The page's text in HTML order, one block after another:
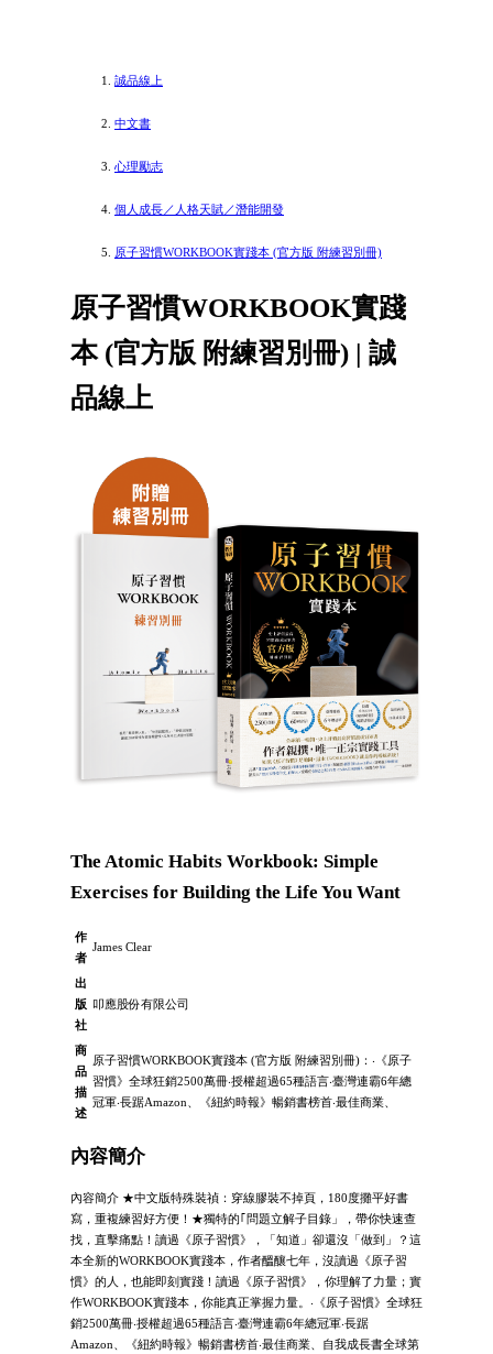
誠品線上
中文書
心理勵志
個人成長／人格天賦／潛能開發
原子習慣WORKBOOK實踐本 (官方版 附練習別冊)
原子習慣WORKBOOK實踐
本 (官方版 附練習別冊) | 誠
品線上
The Atomic Habits Workbook: Simple
Exercises for Building the Life You Want
作
者
James Clear
出
版
社
叩應股份有限公司
商
品
描
述
原子習慣WORKBOOK實踐本 (官方版 附練習別冊)：‧《原子
習慣》全球狂銷2500萬冊‧授權超過65種語言‧臺灣連霸6年總
冠軍‧長踞Amazon、《紐約時報》暢銷書榜首‧最佳商業、
內容簡介
內容簡介 ★中文版特殊裝禎：穿線膠裝不掉頁，180度攤平好書
寫，重複練習好方便！★獨特的｢問題立解子目錄」，帶你快速查
找，直擊痛點！讀過《原子習慣》，「知道」卻還沒「做到」？這
本全新的WORKBOOK實踐本，作者醞釀七年，沒讀過《原子習
慣》的人，也能即刻實踐！讀過《原子習慣》，你理解了力量；實
作WORKBOOK實踐本，你能真正掌握力量。‧《原子習慣》全球狂
銷2500萬冊‧授權超過65種語言‧臺灣連霸6年總冠軍‧長踞
Amazon、《紐約時報》暢銷書榜首‧最佳商業、自我成長書全球第